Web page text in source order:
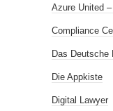
Azure United
Compliance
Das Deutsche
Die Appkiste
Digital Lawyer